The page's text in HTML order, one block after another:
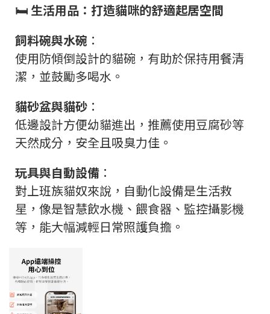
🛏️ 生活用品：打造貓咪的舒適起居空間
飼料碗與水碗 ：
使用防傾倒設計的貓碗，有助於保持用餐清
潔，並鼓勵多喝水。
貓砂盆與貓砂 ：
低邊設計方便幼貓進出，推薦使用豆腐砂等
天然成分，安全且吸臭力佳。
玩具與自動設備 ：
對上班族貓奴來說，自動化設備是生活救
星，像是智慧飲水機、餵食器、監控攝影機
等，能大幅減輕日常照護負擔。